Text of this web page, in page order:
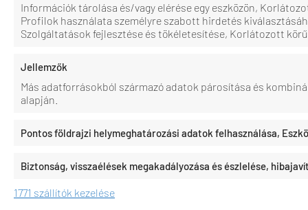
Információk tárolása és/vagy elérése egy eszközön,
Profilok használata személyre szabott hirdetés
Szolgáltatások fejlesztése és tökéletesítése, Korlátozott
Jellemzők
Más adatforrásokból származó adatok párosítása és
alapján.
Pontos földrajzi helymeghatározási adatok felhasználása,
Biztonság, visszaélések megakadályozása és észlelése,
1771 szállítók kezelése